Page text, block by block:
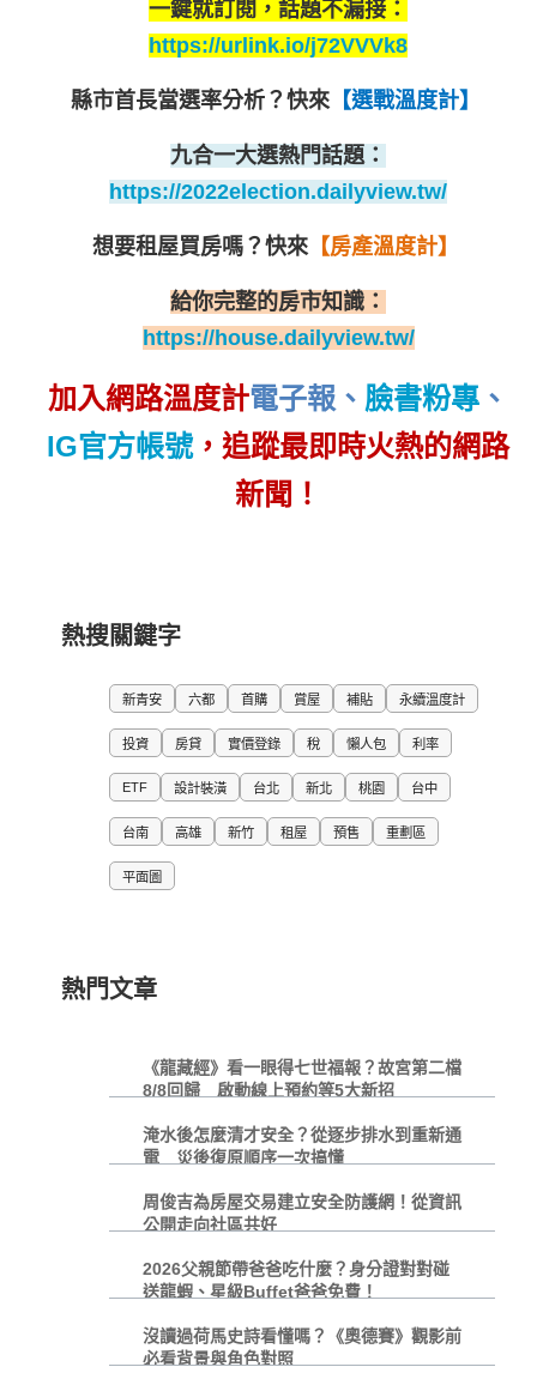
一鍵就訂閱，話題不漏接：
https://urlink.io/j72VVVk8
縣市首長當選率分析？ 快來【選戰溫度計】
九合一大選熱門話題：
https://2022election.dailyview.tw/
想要租屋買房嗎？ 快來【房產溫度計】
給你完整的房市知識：
https://house.dailyview.tw/
加入網路溫度計電子報 、 臉書粉專 、
IG官方帳號，追蹤最即時火熱的網路
新聞！
熱搜關鍵字
新青安 六都 首購 賞屋 補貼 永續溫度計
投資 房貸 實價登錄 稅 懶人包 利率
ETF 設計裝潢 台北 新北 桃園 台中
台南 高雄 新竹 租屋 預售 重劃區
平面圖
熱門文章
《龍藏經》看一眼得七世福報？故宮第二檔
8/8回歸 啟動線上預約等5大新招
淹水後怎麼清才安全？從逐步排水到重新通
電 災後復原順序一次搞懂
周俊吉為房屋交易建立安全防護網！從資訊
公開走向社區共好
2026父親節帶爸爸吃什麼？身分證對對碰
送龍蝦、星級Buffet爸爸免費！
沒讀過荷馬史詩看懂嗎？《奧德賽》觀影前
必看背景與角色對照